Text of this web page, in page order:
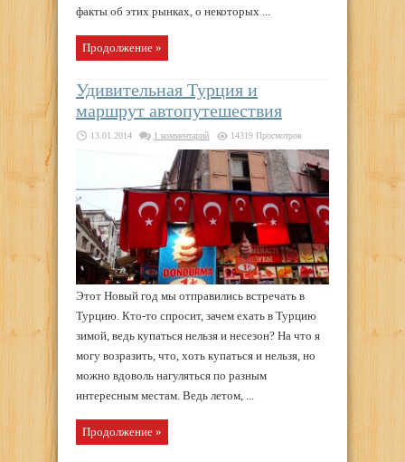
факты об этих рынках, о некоторых ...
Продолжение »
Удивительная Турция и
маршрут автопутешествия
13.01.2014 1 комментарий 14319 Просмотров
Этот Новый год мы отправились встречать в
Турцию. Кто-то спросит, зачем ехать в Турцию
зимой, ведь купаться нельзя и несезон? На что я
могу возразить, что, хоть купаться и нельзя, но
можно вдоволь нагуляться по разным
интересным местам. Ведь летом, ...
Продолжение »